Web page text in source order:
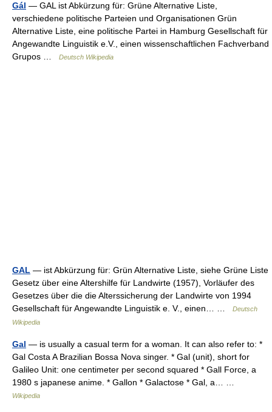
Gál — GAL ist Abkürzung für: Grüne Alternative Liste,
verschiedene politische Parteien und Organisationen Grün
Alternative Liste, eine politische Partei in Hamburg Gesellschaft für
Angewandte Linguistik e.V., einen wissenschaftlichen Fachverband
Grupos …
Deutsch Wikipedia
GAL — ist Abkürzung für: Grün Alternative Liste, siehe Grüne Liste
Gesetz über eine Altershilfe für Landwirte (1957), Vorläufer des
Gesetzes über die die Alterssicherung der Landwirte von 1994
Gesellschaft für Angewandte Linguistik e. V., einen… …
Deutsch
Wikipedia
Gal — is usually a casual term for a woman. It can also refer to: *
Gal Costa A Brazilian Bossa Nova singer. * Gal (unit), short for
Galileo Unit: one centimeter per second squared * Gall Force, a
1980 s japanese anime. * Gallon * Galactose * Gal, a… …
Wikipedia